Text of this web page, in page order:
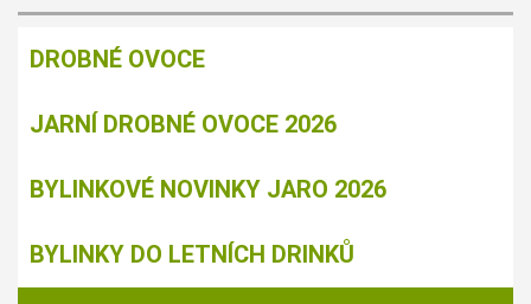
DROBNÉ OVOCE
JARNÍ DROBNÉ OVOCE 2026
BYLINKOVÉ NOVINKY JARO 2026
BYLINKY DO LETNÍCH DRINKŮ